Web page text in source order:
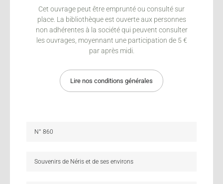
Cet ouvrage peut être emprunté ou consulté sur
place. La bibliothèque est ouverte aux personnes
non adhérentes à la société qui peuvent consulter
les ouvrages, moyennant une participation de 5 €
par après midi.
Lire nos conditions générales